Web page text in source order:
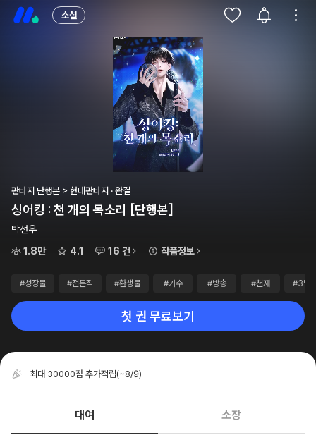
소설
판타지 단행본 > 현대판타지 · 완결
싱어킹 : 천 개의 목소리 [단행본]
박선우
1.8만
4.1 16 건 작품정보
#성장물 #전문직 #환생물 #가수 #방송 #천재 #3만
첫 권 무료보기
최대 30000점 추가적립(~8/9)
대여 소장